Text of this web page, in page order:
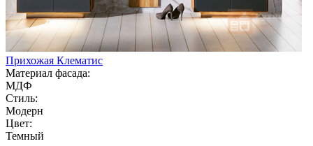
Прихожая Клематис
Материал фасада:
МДФ
Стиль:
Модерн
Цвет:
Темный